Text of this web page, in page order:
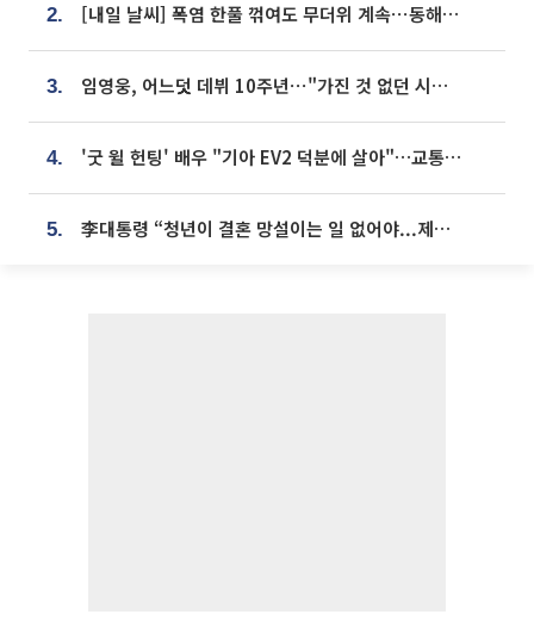
2. [내일 날씨] 폭염 한풀 꺾여도 무더위 계속⋯동해안 이틀 연속 비
3. 임영웅, 어느덧 데뷔 10주년⋯"가진 것 없던 시절, 내 앞엔 20명의 팬뿐"
4. '굿 윌 헌팅' 배우 "기아 EV2 덕분에 살아"…교통사고 후 안전성 극찬
5. 李대통령 “청년이 결혼 망설이는 일 없어야...제도상 불이익 조사”